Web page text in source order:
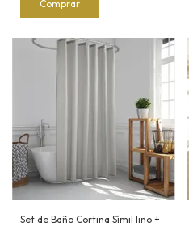
Comprar
Set de Baño Cortina Símil lino +